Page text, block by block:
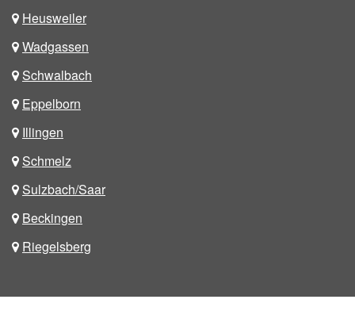
Heusweiler
Wadgassen
Schwalbach
Eppelborn
Illingen
Schmelz
Sulzbach/Saar
Beckingen
Riegelsberg